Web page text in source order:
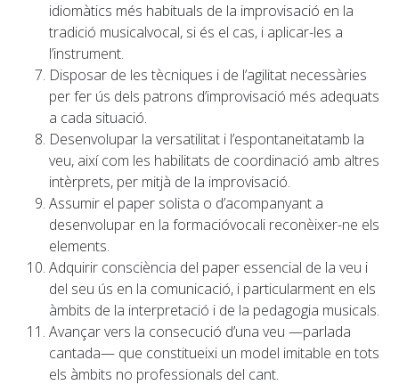
idiomàtics més habituals de la improvisació en la
tradició musicalvocal, si és el cas, i aplicar-les a
l’instrument.
Disposar de les tècniques i de l’agilitat necessàries
per fer ús dels patrons d’improvisació més adequats
a cada situació.
Desenvolupar la versatilitat i l’espontaneïtatamb la
veu, així com les habilitats de coordinació amb altres
intèrprets, per mitjà de la improvisació.
Assumir el paper solista o d’acompanyant a
desenvolupar en la formacióvocali reconèixer-ne els
elements.
Adquirir consciència del paper essencial de la veu i
del seu ús en la comunicació, i particularment en els
àmbits de la interpretació i de la pedagogia musicals.
Avançar vers la consecució d’una veu —parlada
cantada— que constitueixi un model imitable en tots
els àmbits no professionals del cant.